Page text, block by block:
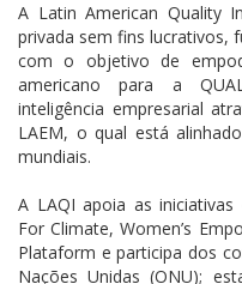
A Latin American Quality
privada sem fins lucrativos,
com o objetivo de
americano para a
inteligência empresarial
LAEM, o qual está
mundiais.
A LAQI apoia as iniciativas
For Climate, Women’s
Plataform e participa dos
Nações Unidas (ONU);